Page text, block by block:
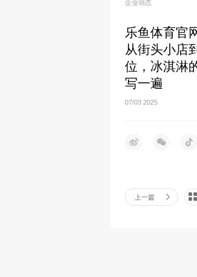
企业动态
乐鱼体育官
从街头小店
位，冰淇淋
写一遍
07/03 2025
上一篇